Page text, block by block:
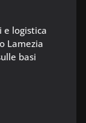
e logistica
Lamezia
basi